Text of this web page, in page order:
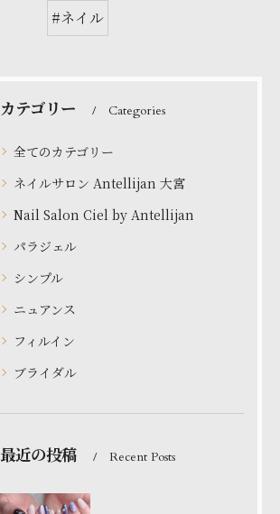
#ネイル
カテゴリー Categories
全てのカテゴリー
ネイルサロン Antellijan 大宮
Nail Salon Ciel by Antellijan
パラジェル
シンプル
ニュアンス
フィルイン
ブライダル
最近の投稿 Recent Posts